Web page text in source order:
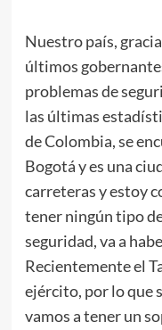
Nuestro país,
últimos
problemas de
las últimas
de Colombia, se
Bogotá y es una
carreteras y estoy
tener ningún tipo
seguridad, va a
Recientemente el
ejército, por lo que
vamos a tener un